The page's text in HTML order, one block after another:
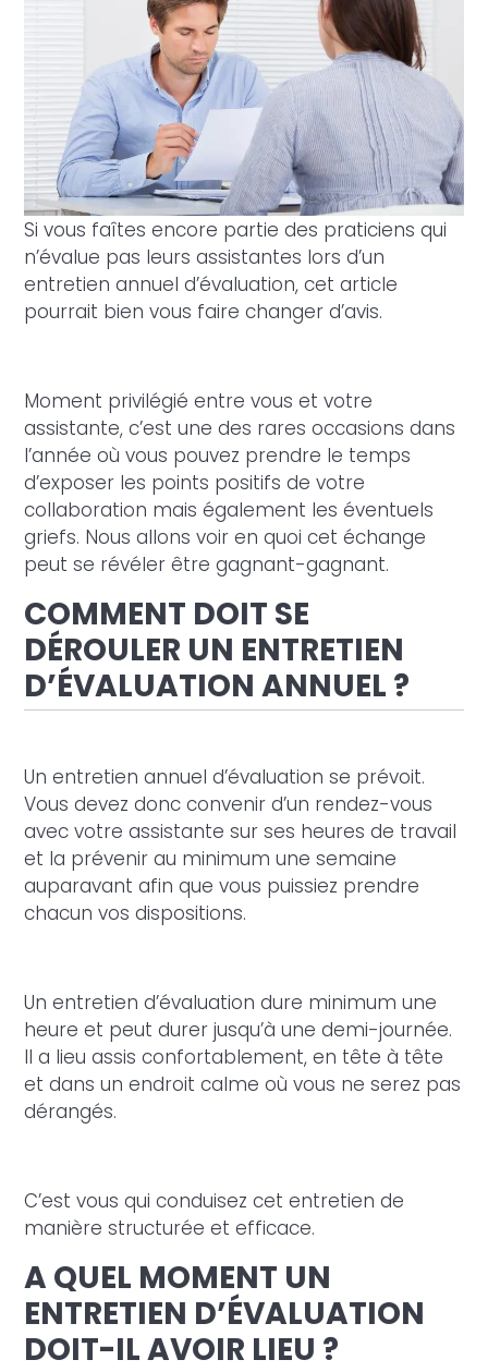
Si vous faîtes encore partie des praticiens qui
n’évalue pas leurs assistantes lors d’un
entretien annuel d’évaluation, cet article
pourrait bien vous faire changer d’avis.
Moment privilégié entre vous et votre
assistante, c’est une des rares occasions dans
l’année où vous pouvez prendre le temps
d’exposer les points positifs de votre
collaboration mais également les éventuels
griefs. Nous allons voir en quoi cet échange
peut se révéler être gagnant-gagnant.
COMMENT DOIT SE
DÉROULER UN ENTRETIEN
D’ÉVALUATION ANNUEL ?
Un entretien annuel d’évaluation se prévoit.
Vous devez donc convenir d’un rendez-vous
avec votre assistante sur ses heures de travail
et la prévenir au minimum une semaine
auparavant afin que vous puissiez prendre
chacun vos dispositions.
Un entretien d’évaluation dure minimum une
heure et peut durer jusqu’à une demi-journée.
Il a lieu assis confortablement, en tête à tête
et dans un endroit calme où vous ne serez pas
dérangés.
C’est vous qui conduisez cet entretien de
manière structurée et efficace.
A QUEL MOMENT UN
ENTRETIEN D’ÉVALUATION
DOIT-IL AVOIR LIEU ?